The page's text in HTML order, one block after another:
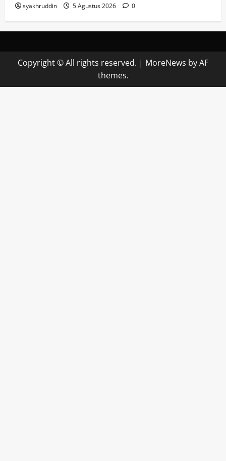
syakhruddin 5 Agustus 2026 0
Copyright © All rights reserved. | MoreNews by AF
themes.